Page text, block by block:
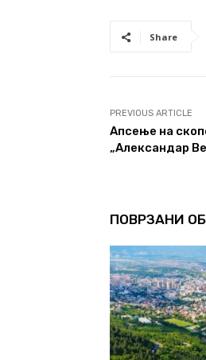
Share
PREVIOUS ARTICLE
Апсење на
„Александар
ПОВРЗАНИ